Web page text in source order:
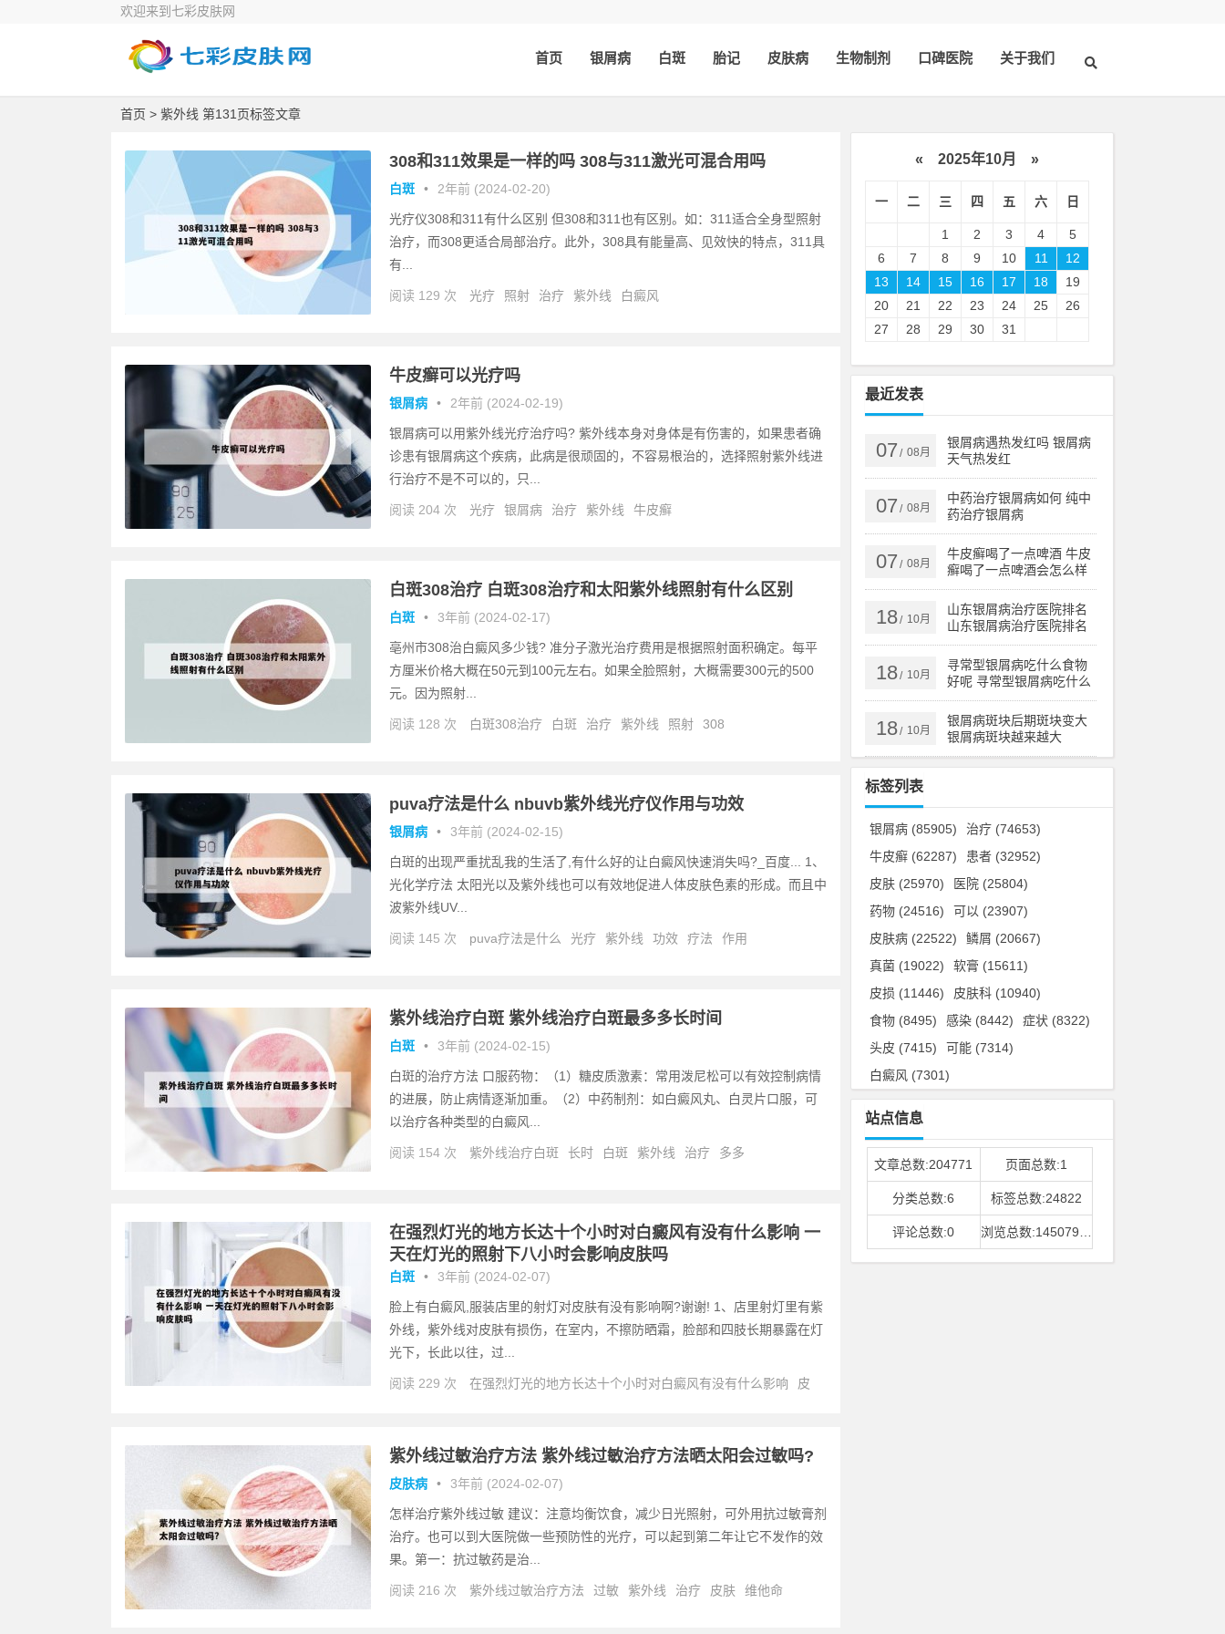
欢迎来到七彩皮肤网
首页 银屑病 白斑 胎记 皮肤病 生物制剂 口碑医院 关于我们
首页 > 紫外线 第131页标签文章
308和311效果是一样的吗 308与311激光可混合用吗
白斑 • 2年前 (2024-02-20)
光疗仪308和311有什么区别 但308和311也有区别。如：311适合全身型照射
治疗，而308更适合局部治疗。此外，308具有能量高、见效快的特点，311具
有...
阅读 129 次 光疗 照射 治疗 紫外线 白癜风
牛皮癣可以光疗吗
银屑病 • 2年前 (2024-02-19)
银屑病可以用紫外线光疗治疗吗? 紫外线本身对身体是有伤害的，如果患者确
诊患有银屑病这个疾病，此病是很顽固的，不容易根治的，选择照射紫外线进
行治疗不是不可以的，只...
阅读 204 次 光疗 银屑病 治疗 紫外线 牛皮癣
白斑308治疗 白斑308治疗和太阳紫外线照射有什么区别
白斑 • 3年前 (2024-02-17)
亳州市308治白癜风多少钱? 准分子激光治疗费用是根据照射面积确定。每平
方厘米价格大概在50元到100元左右。如果全脸照射，大概需要300元的500
元。因为照射...
阅读 128 次 白斑308治疗 白斑 治疗 紫外线 照射 308
puva疗法是什么 nbuvb紫外线光疗仪作用与功效
银屑病 • 3年前 (2024-02-15)
白斑的出现严重扰乱我的生活了,有什么好的让白癜风快速消失吗?_百度... 1、
光化学疗法 太阳光以及紫外线也可以有效地促进人体皮肤色素的形成。而且中
波紫外线UV...
阅读 145 次 puva疗法是什么 光疗 紫外线 功效 疗法 作用
紫外线治疗白斑 紫外线治疗白斑最多多长时间
白斑 • 3年前 (2024-02-15)
白斑的治疗方法 口服药物：（1）糖皮质激素：常用泼尼松可以有效控制病情
的进展，防止病情逐渐加重。（2）中药制剂：如白癜风丸、白灵片口服，可
以治疗各种类型的白癜风...
阅读 154 次 紫外线治疗白斑 长时 白斑 紫外线 治疗 多多
在强烈灯光的地方长达十个小时对白癜风有没有什么影响 一
天在灯光的照射下八小时会影响皮肤吗
白斑 • 3年前 (2024-02-07)
脸上有白癜风,服装店里的射灯对皮肤有没有影响啊?谢谢! 1、店里射灯里有紫
外线，紫外线对皮肤有损伤，在室内，不擦防晒霜，脸部和四肢长期暴露在灯
光下，长此以往，过...
阅读 229 次 在强烈灯光的地方长达十个小时对白癜风有没有什么影响
皮
紫外线过敏治疗方法 紫外线过敏治疗方法晒太阳会过敏吗?
皮肤病 • 3年前 (2024-02-07)
怎样治疗紫外线过敏 建议：注意均衡饮食，减少日光照射，可外用抗过敏膏剂
治疗。也可以到大医院做一些预防性的光疗，可以起到第二年让它不发作的效
果。第一：抗过敏药是治...
阅读 216 次 紫外线过敏治疗方法 过敏 紫外线 治疗 皮肤 维他命
« 2025年10月 »
一 二 三 四 五 六 日
1 2 3 4
5
6
7 8 9 10 11
12
13
14 15 16 17 18
19
20
21 22 23 24 25
26
27
28 29 30 31
最近发表
07 / 08月
银屑病遇热发红吗 银屑病
天气热发红
07 / 08月
中药治疗银屑病如何 纯中
药治疗银屑病
07 / 08月
牛皮癣喝了一点啤酒 牛皮
癣喝了一点啤酒会怎么样
18/ 10月
山东银屑病治疗医院排名
山东银屑病治疗医院排名
榜
18/ 10月
寻常型银屑病吃什么食物
好呢 寻常型银屑病吃什么
药效果好
18/ 10月
银屑病斑块后期斑块变大
银屑病斑块越来越大
标签列表
银屑病 (85905) 治疗 (74653)
牛皮癣 (62287) 患者 (32952)
皮肤 (25970) 医院 (25804)
药物 (24516) 可以 (23907)
皮肤病 (22522) 鳞屑 (20667)
真菌 (19022) 软膏 (15611)
皮损 (11446) 皮肤科 (10940)
食物 (8495) 感染 (8442) 症状 (8322)
头皮 (7415) 可能 (7314)
白癜风 (7301)
站点信息
文章总数:204771 页面总数:1
分类总数:6 标签总数:24822
评论总数:0